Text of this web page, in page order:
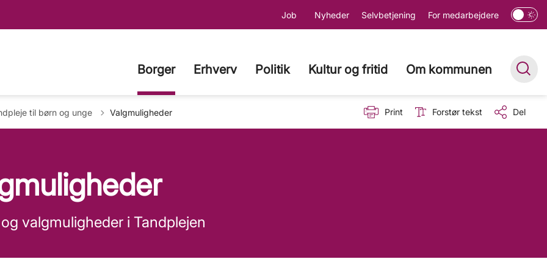
Job Nyheder Selvbetjening For medarbejdere
Borger Erhverv Politik Kultur og fritid Om kommunen
til til børn og unge Valgmuligheder Print Forstør tekst Del
valgmuligheder i Tandplejen